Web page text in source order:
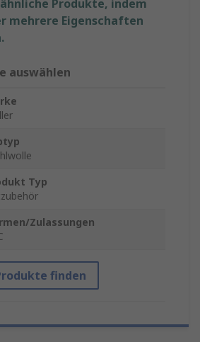
ähnliche Produkte, indem
mehrere Eigenschaften
auswählen
Typ
Zulassungen
finden